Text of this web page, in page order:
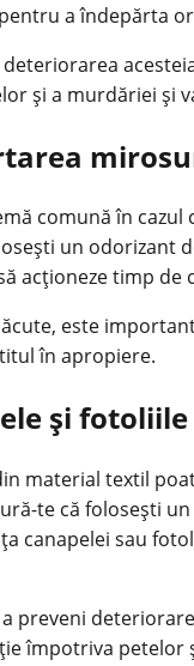
a îndepărta
și a murdăriei și
comună în
un
acționeze timp de
este
în apropiere.
și
material textil
te că folosești
canapelei sau
preveni
împotriva